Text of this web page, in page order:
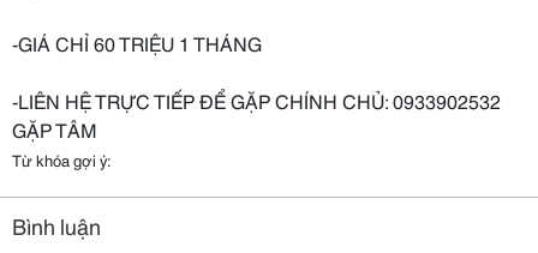
-GIÁ CHỈ 60 TRIỆU 1 THÁNG
-LIÊN HỆ TRỰC TIẾP ĐỂ GẶP CHÍNH CHỦ: 0933902532
GẶP TÂM
Từ khóa gợi ý:
Bình luận